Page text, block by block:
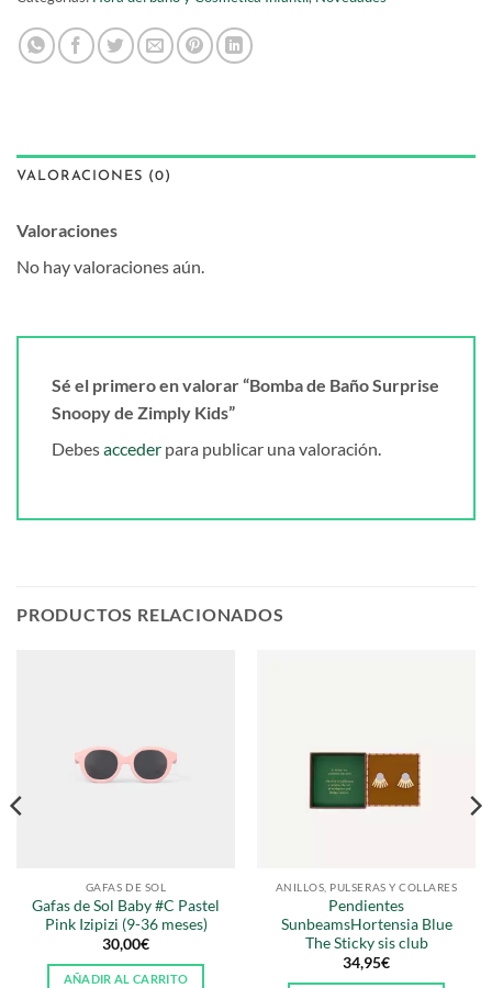
VALORACIONES (0)
Valoraciones
No hay valoraciones aún.
Sé el primero en valorar “Bomba de Baño Surprise
Snoopy de Zimply Kids”
Debesacceder para publicar una valoración.
PRODUCTOS RELACIONADOS
GAFAS DE SOL
Gafas de Sol Baby #C Pastel
Pink Izipizi (9-36 meses)
30,00€
AÑADIR AL CARRITO
ANILLOS, PULSERAS Y COLLARES
Pendientes
SunbeamsHortensia Blue
The Sticky sis club
34,95€